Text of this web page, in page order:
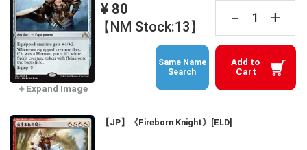
¥ 80
【NM Stock:13】
－ +
Add to
Cart
Same Name
Search
【JP】《Fireborn Knight》[ELD]